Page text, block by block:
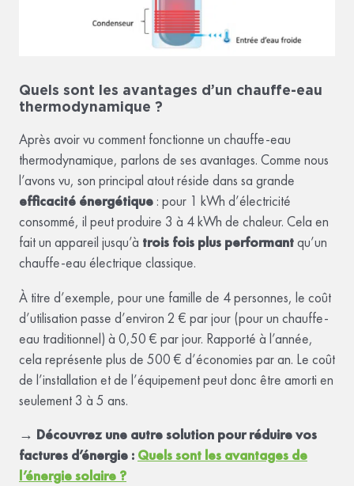
Quels sont les avantages d’un chauffe-eau
thermodynamique ?
Après avoir vu comment fonctionne un chauffe-eau
thermodynamique, parlons de ses avantages. Comme nous
l’avons vu, son principal atout réside dans sa grande
efficacité énergétique : pour 1 kWh d’électricité
consommé, il peut produire 3 à 4 kWh de chaleur. Cela en
fait un appareil jusqu’à trois fois plus performantqu’un
chauffe-eau électrique classique.
À titre d’exemple, pour une famille de 4 personnes, le coût
d’utilisation passe d’environ 2 € par jour (pour un chauffe-
eau traditionnel) à 0,50 € par jour. Rapporté à l’année,
cela représente plus de 500 € d’économies par an. Le coût
de l’installation et de l’équipement peut donc être amorti en
seulement 3 à 5 ans.
→ Découvrez une autre solution pour réduire vos
factures d’énergie : Quels sont les avantages de
l’énergie solaire ?